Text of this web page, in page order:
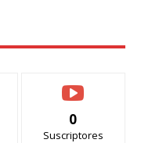
0
Suscriptores